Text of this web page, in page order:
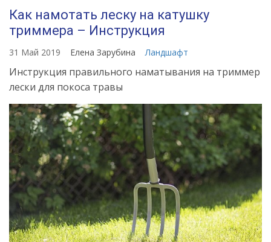
Как намотать леску на катушку
триммера – Инструкция
31 Май 2019 Елена Зарубина Ландшафт
Инструкция правильного наматывания на триммер
лески для покоса травы